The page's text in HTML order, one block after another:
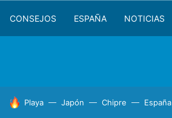
CONSEJOS ESPAÑA NOTICIAS
HOY SE HABLA DE
Playa Japón Chipre España